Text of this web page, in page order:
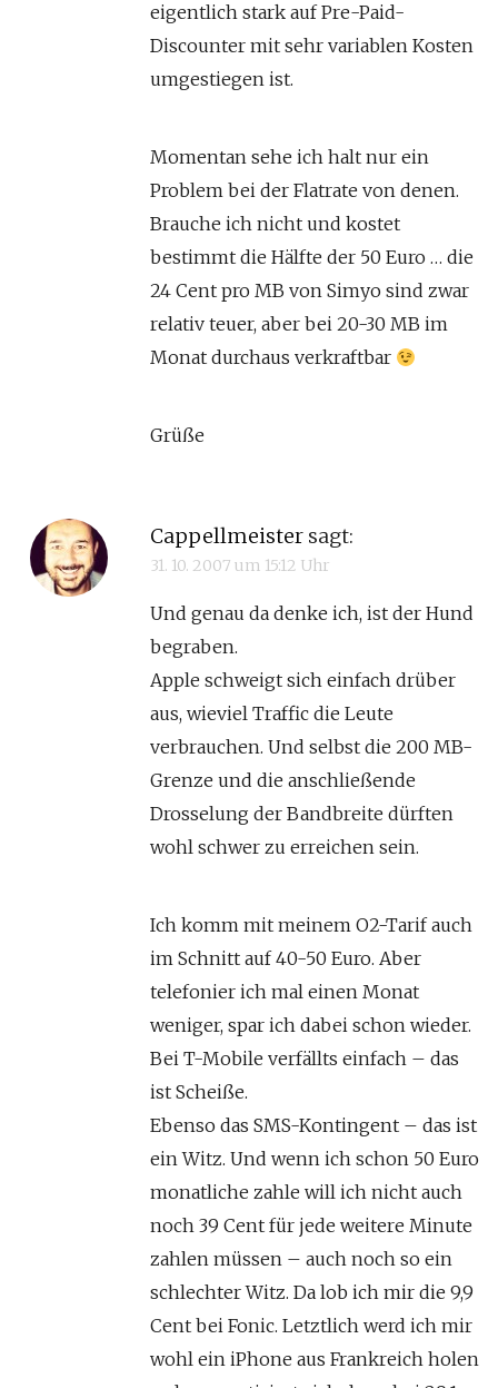
eigentlich stark auf Pre-Paid-
Discounter mit sehr variablen Kosten
umgestiegen ist.
Momentan sehe ich halt nur ein
Problem bei der Flatrate von denen.
Brauche ich nicht und kostet
bestimmt die Hälfte der 50 Euro … die
24 Cent pro MB von Simyo sind zwar
relativ teuer, aber bei 20-30 MB im
Monat durchaus verkraftbar
Grüße
Cappellmeister sagt:
31. 10. 2007 um 15:12 Uhr
Und genau da denke ich, ist der Hund
begraben.
Apple schweigt sich einfach drüber
aus, wieviel Traffic die Leute
verbrauchen. Und selbst die 200 MB-
Grenze und die anschließende
Drosselung der Bandbreite dürften
wohl schwer zu erreichen sein.
Ich komm mit meinem O2-Tarif auch
im Schnitt auf 40-50 Euro. Aber
telefonier ich mal einen Monat
weniger, spar ich dabei schon wieder.
Bei T-Mobile verfällts einfach – das
ist Scheiße.
Ebenso das SMS-Kontingent – das ist
ein Witz. Und wenn ich schon 50 Euro
monatliche zahle will ich nicht auch
noch 39 Cent für jede weitere Minute
zahlen müssen – auch noch so ein
schlechter Witz. Da lob ich mir die 9,9
Cent bei Fonic. Letztlich werd ich mir
wohl ein iPhone aus Frankreich holen